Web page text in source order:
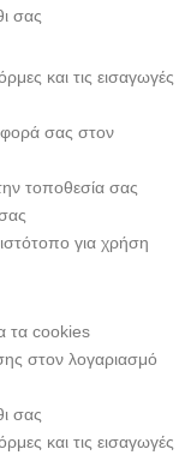
σας
και τις εισαγωγές
σας στον
τοποθεσία σας
για χρήση
τα cookies
στον λογαριασμό
σας
και τις εισαγωγές